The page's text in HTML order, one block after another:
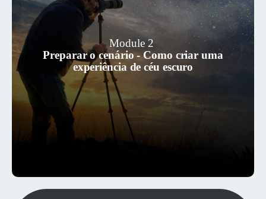
Module 2
Preparar o cenário - Como criar uma
experiência de céu escuro
Este módulo define o cenário e ajuda o
utilizador a ver o valor do ecoturismo do
céu escuro. Quer seja um recém-
chegado ao ecoturismo do céu escuro,
quer já esteja estabelecido, este módulo
tem como objetivo ajudá-lo a descobrir
as possibilidades.